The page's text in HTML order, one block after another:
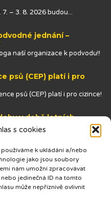
s cookies
k ukládání a/nebo
jako jsou soubory
nám umožní zpracovávat
jedinečná ID na tomto
může nepříznivě ovlivnit
– 3. 8. 2026 budou...
jednání –
naší organizace k podvodu!!
psů (CEP) platí i pro
psů (CEP) platí i pro cizince!
v době letních